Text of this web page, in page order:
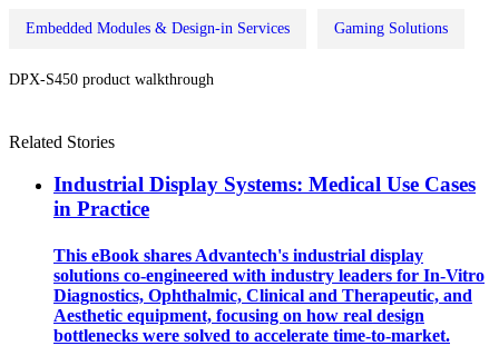
Embedded Modules & Design-in Services Gaming Solutions
DPX-S450 product walkthrough
Related Stories
Industrial Display Systems: Medical Use Cases
in Practice
This eBook shares Advantech's industrial display
solutions co-engineered with industry leaders for In-Vitro
Diagnostics, Ophthalmic, Clinical and Therapeutic, and
Aesthetic equipment, focusing on how real design
bottlenecks were solved to accelerate time-to-market.